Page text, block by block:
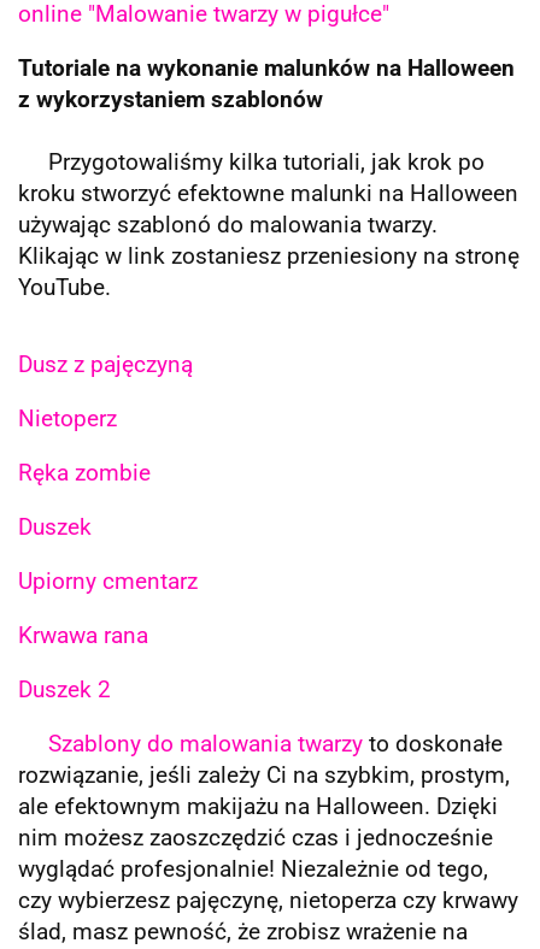
online "Malowanie twarzy w pigułce"
Tutoriale na wykonanie malunków na Halloween
z wykorzystaniem szablonów
Przygotowaliśmy kilka tutoriali, jak krok po
kroku stworzyć efektowne malunki na Halloween
używając szablonó do malowania twarzy.
Klikając w link zostaniesz przeniesiony na stronę
YouTube.
Dusz z pajęczyną
Nietoperz
Ręka zombie
Duszek
Upiorny cmentarz
Krwawa rana
Duszek 2
Szablony do malowania twarzy to doskonałe
rozwiązanie, jeśli zależy Ci na szybkim, prostym,
ale efektownym makijażu na Halloween. Dzięki
nim możesz zaoszczędzić czas i jednocześnie
wyglądać profesjonalnie! Niezależnie od tego,
czy wybierzesz pajęczynę, nietoperza czy krwawy
ślad, masz pewność, że zrobisz wrażenie na